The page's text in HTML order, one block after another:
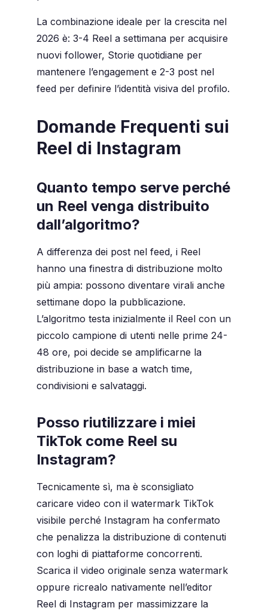
La combinazione ideale per la crescita nel
2026 è: 3-4 Reel a settimana per acquisire
nuovi follower, Storie quotidiane per
mantenere l’engagement e 2-3 post nel
feed per definire l’identità visiva del profilo.
Domande Frequenti sui
Reel di Instagram
Quanto tempo serve perché
un Reel venga distribuito
dall’algoritmo?
A differenza dei post nel feed, i Reel
hanno una finestra di distribuzione molto
più ampia: possono diventare virali anche
settimane dopo la pubblicazione.
L’algoritmo testa inizialmente il Reel con un
piccolo campione di utenti nelle prime 24-
48 ore, poi decide se amplificarne la
distribuzione in base a watch time,
condivisioni e salvataggi.
Posso riutilizzare i miei
TikTok come Reel su
Instagram?
Tecnicamente sì, ma è sconsigliato
caricare video con il watermark TikTok
visibile perché Instagram ha confermato
che penalizza la distribuzione di contenuti
con loghi di piattaforme concorrenti.
Scarica il video originale senza watermark
oppure ricrealo nativamente nell’editor
Reel di Instagram per massimizzare la